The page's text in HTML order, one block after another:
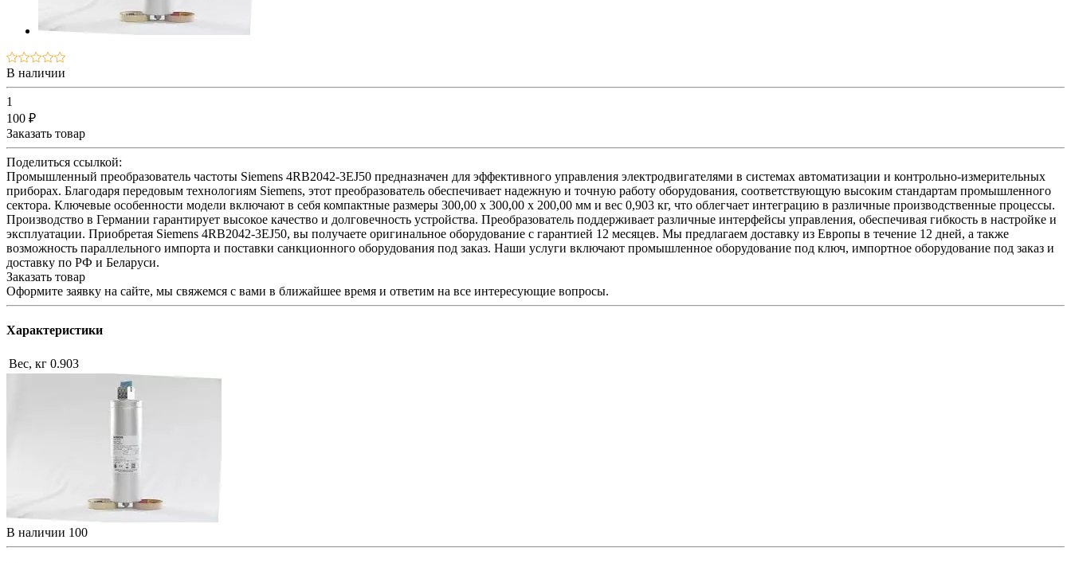
В наличии
1
100 ₽
Заказать товар
Поделиться ссылкой:
Промышленный преобразователь частоты Siemens 4RB2042-3EJ50 предназначен для эффективного управления электродвигателями в системах автоматизации и контрольно-измерительных
приборах. Благодаря передовым технологиям Siemens, этот преобразователь обеспечивает надежную и точную работу оборудования, соответствующую высоким стандартам промышленного
сектора. Ключевые особенности модели включают в себя компактные размеры 300,00 x 300,00 x 200,00 мм и вес 0,903 кг, что облегчает интеграцию в различные производственные процессы.
Производство в Германии гарантирует высокое качество и долговечность устройства. Преобразователь поддерживает различные интерфейсы управления, обеспечивая гибкость в настройке и
эксплуатации. Приобретая Siemens 4RB2042-3EJ50, вы получаете оригинальное оборудование с гарантией 12 месяцев. Мы предлагаем доставку из Европы в течение 12 дней, а также
возможность параллельного импорта и поставки санкционного оборудования под заказ. Наши услуги включают промышленное оборудование под ключ, импортное оборудование под заказ и
доставку по РФ и Беларуси.
Заказать товар
Оформите заявку на сайте, мы свяжемся с вами в ближайшее время и ответим на все интересующие вопросы.
Характеристики
Вес, кг 0.903
В наличии 100